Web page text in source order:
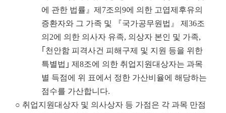
에 관한 법률』제7조의9에 의한 고엽제후유의
증환자와 그 가족 및 『국가공무원법』 제36조
의2에 의한 의사자 유족, 의상자 본인 및 가족,
｢천안함 피격사건 피해구제 및 지원 등을 위한
특별법｣ 제8조에 의한 취업지원대상자는 과목
별 득점에 위 표에서 정한 가산비율에 해당하는
점수를 가산합니다.
○ 취업지원대상자 및 의사상자 등 가점은 각 과목 만점